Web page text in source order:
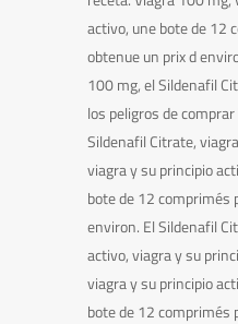
activo, une bote de 12
obtenue un prix d
100 mg, el Sildenafil
los peligros de
Sildenafil Citrate,
viagra y su principio
bote de 12 comprimés
environ. El Sildenafil
activo, viagra y su
viagra y su principio
bote de 12 comprimés